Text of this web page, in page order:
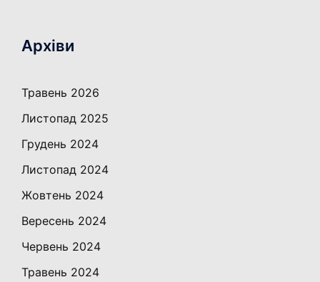
Архіви
Травень 2026
Листопад 2025
Грудень 2024
Листопад 2024
Жовтень 2024
Вересень 2024
Червень 2024
Травень 2024